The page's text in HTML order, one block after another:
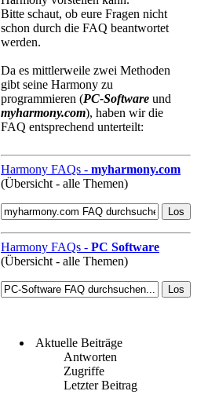
Bitte schaut, ob eure Fragen nicht
schon durch die FAQ beantwortet
werden.
Da es mittlerweile zwei Methoden
gibt seine Harmony zu
programmieren (PC-Software und
myharmony.com), haben wir die
FAQ entsprechend unterteilt:
Harmony FAQs - myharmony.com
(Übersicht - alle Themen)
Harmony FAQs - PC Software
(Übersicht - alle Themen)
Aktuelle Beiträge
Antworten
Zugriffe
Letzter Beitrag